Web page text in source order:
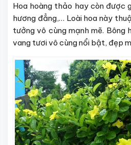
Hoa hoàng thảo hay còn được
hương đẳng,… Loài hoa này
tưởng vô cùng mạnh mẽ. Bông
vang tươi vô cùng nổi bật, đẹp